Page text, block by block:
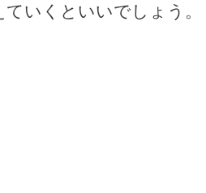
いくといいでしょう。